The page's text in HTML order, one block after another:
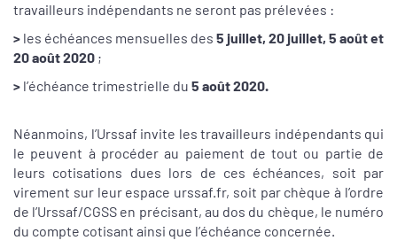
travailleurs indépendants ne seront pas prélevées :
> les échéances mensuelles des 5 juillet, 20 juillet, 5 août et
20 août 2020 ;
> l’échéance trimestrielle du 5 août 2020.
Néanmoins, l’Urssaf invite les travailleurs indépendants qui
le peuvent à procéder au paiement de tout ou partie de
leurs cotisations dues lors de ces échéances, soit par
virement sur leur espace urssaf.fr, soit par chèque à l’ordre
de l’Urssaf/CGSS en précisant, au dos du chèque, le numéro
du compte cotisant ainsi que l’échéance concernée.